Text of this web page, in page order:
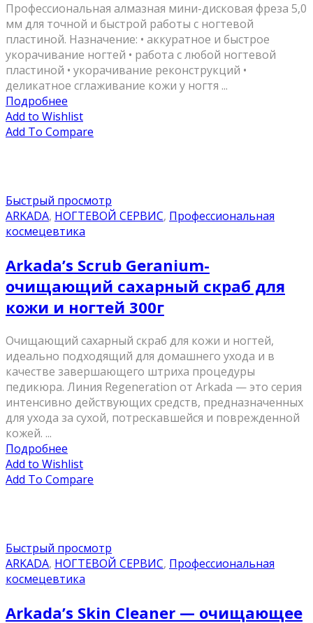
Профессиональная алмазная мини-дисковая фреза 5,0
мм для точной и быстрой работы с ногтевой
пластиной. Назначение: • аккуратное и быстрое
укорачивание ногтей • работа с любой ногтевой
пластиной • укорачивание реконструкций •
деликатное сглаживание кожи у ногтя ...
Подробнее
Add to Wishlist
Add To Compare
Быстрый просмотр
ARKADA, НОГТЕВОЙ СЕРВИС, Профессиональная
космецевтика
Arkada’s Scrub Geranium-
очищающий сахарный скраб для
кожи и ногтей 300г
Очищающий сахарный скраб для кожи и ногтей,
идеально подходящий для домашнего ухода и в
качестве завершающего штриха процедуры
педикюра. Линия Regeneration от Arkada — это серия
интенсивно действующих средств, предназначенных
для ухода за сухой, потрескавшейся и поврежденной
кожей. ...
Подробнее
Add to Wishlist
Add To Compare
Быстрый просмотр
ARKADA, НОГТЕВОЙ СЕРВИС, Профессиональная
космецевтика
Arkada’s Skin Cleaner — очищающее